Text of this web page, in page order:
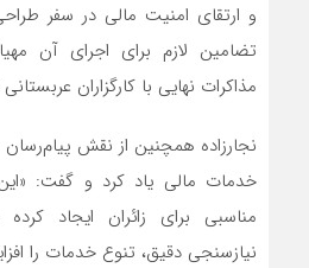
و ارتقای امنیت مالی در سفر
تضامین لازم برای اجرای آن
مذاکرات نهایی با کارگزاران
نجارزاده همچنین از نقش پیام‌رسان
خدمات مالی یاد کرد و گفت: «این
مناسبی برای زائران ایجاد
نیازسنجی دقیق، تنوع خدمات را